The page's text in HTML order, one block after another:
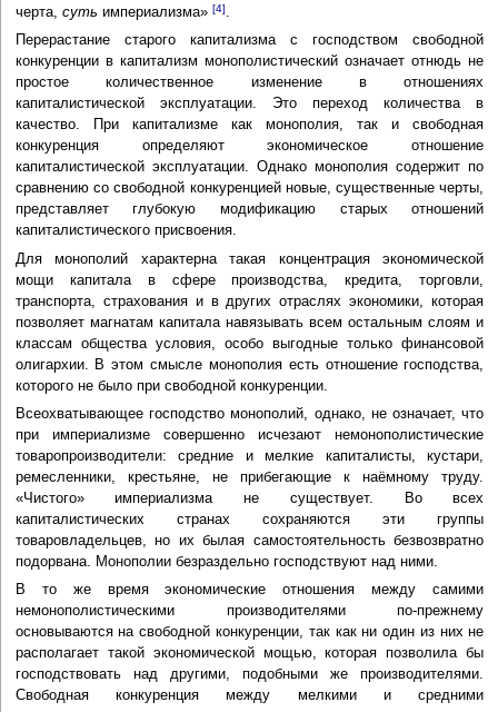
черта, суть империализма» [4].
Перерастание старого капитализма с господством свободной
конкуренции в капитализм монополистический означает отнюдь не
простое количественное изменение в отношениях
капиталистической эксплуатации. Это переход количества в
качество. При капитализме как монополия, так и свободная
конкуренция определяют экономическое отношение
капиталистической эксплуатации. Однако монополия содержит по
сравнению со свободной конкуренцией новые, существенные черты,
представляет глубокую модификацию старых отношений
капиталистического присвоения.
Для монополий характерна такая концентрация экономической
мощи капитала в сфере производства, кредита, торговли,
транспорта, страхования и в других отраслях экономики, которая
позволяет магнатам капитала навязывать всем остальным слоям и
классам общества условия, особо выгодные только финансовой
олигархии. В этом смысле монополия есть отношение господства,
которого не было при свободной конкуренции.
Всеохватывающее господство монополий, однако, не означает, что
при империализме совершенно исчезают немонополистические
товаропроизводители: средние и мелкие капиталисты, кустари,
ремесленники, крестьяне, не прибегающие к наёмному труду.
«Чистого» империализма не существует. Во всех
капиталистических странах сохраняются эти группы
товаровладельцев, но их былая самостоятельность безвозвратно
подорвана. Монополии безраздельно господствуют над ними.
В то же время экономические отношения между самими
немонополистическими производителями по-прежнему
основываются на свободной конкуренции, так как ни один из них не
располагает такой экономической мощью, которая позволила бы
господствовать над другими, подобными же производителями.
Свободная конкуренция между мелкими и средними